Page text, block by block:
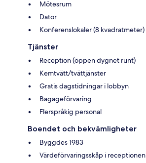
Mötesrum
Dator
Konferenslokaler (8 kvadratmeter)
Tjänster
Reception (öppen dygnet runt)
Kemtvätt/tvättjänster
Gratis dagstidningar i lobbyn
Bagageförvaring
Flerspråkig personal
Boendet och bekvämligheter
Byggdes 1983
Värdeförvaringsskåp i receptionen